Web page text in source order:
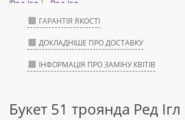
ГАРАНТІЯ ЯКОСТІ
ДОКЛАДНІШЕ ПРО ДОСТАВКУ
ІНФОРМАЦІЯ ПРО ЗАМІНУ КВІТІВ
Букет 51 троянда Ред Ігл